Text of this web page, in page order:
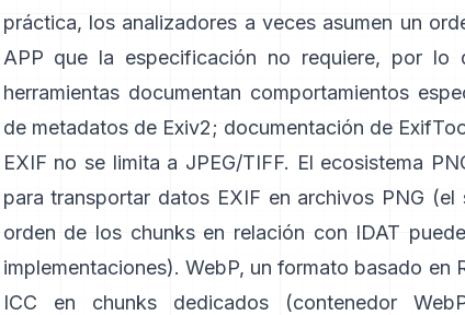
práctica, los analizadores a veces asumen un
APP que la especificación no requiere, por lo
herramientas documentan comportamientos
de metadatos de Exiv2; documentación de
EXIF no se limita a JPEG/TIFF. El ecosistema
para transportar datos EXIF en archivos PNG
orden de los chunks en relación con IDAT
implementaciones). WebP, un formato basado en
ICC en chunks dedicados (contenedor